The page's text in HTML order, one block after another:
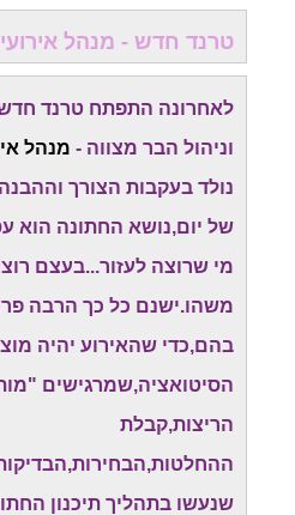
טרנד חדש - מנהל
לאחרונה התפתח טרנד
וניהול הבר מצווה - מנהל
נולד בעקבות הצורך
של יום,נושא החתונה הוא
מי שרוצה לעזור...בעצם
משהו.ישנם כל כך הרבה
בהם,כדי שהאירוע יהיה
הסיטואציה,שמרגישים
הריצות,קבלת
שנעשו בתהליך תיכנון